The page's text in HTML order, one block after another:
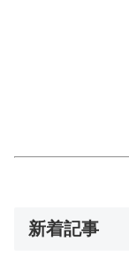
新着記事